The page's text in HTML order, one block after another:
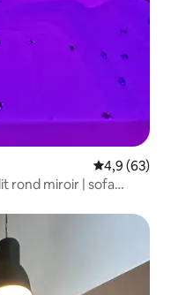
Średnia
4,9 (63)
rond miroir | sofa
gości